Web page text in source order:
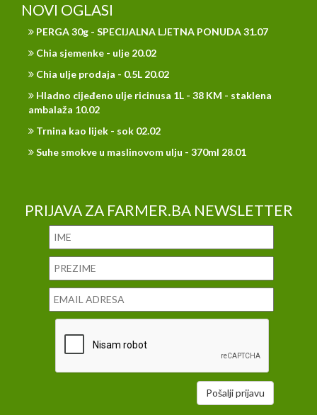
NOVI OGLASI
PERGA 30g - SPECIJALNA LJETNA PONUDA 31.07
Chia sjemenke - ulje 20.02
Chia ulje prodaja - 0.5L 20.02
Hladno cijeđeno ulje ricinusa 1L - 38 KM - staklena
ambalaža 10.02
Trnina kao lijek - sok 02.02
Suhe smokve u maslinovom ulju - 370ml 28.01
PRIJAVA ZA FARMER.BA NEWSLETTER
Pošalji prijavu